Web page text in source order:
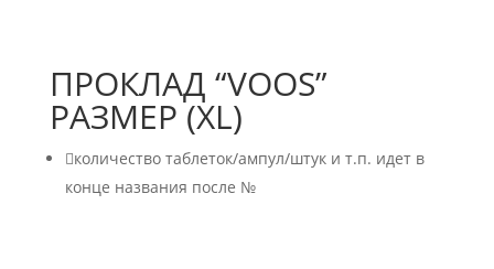
ПРОКЛАД “VOOS”
РАЗМЕР (XL)
количество таблеток/ампул/штук и т.п. идет в
конце названия после №